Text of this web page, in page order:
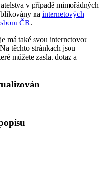
v případě mimořádných
na internetových
ČR.
má také svou internetovou
těchto stránkách jsou
můžete zaslat dotaz a